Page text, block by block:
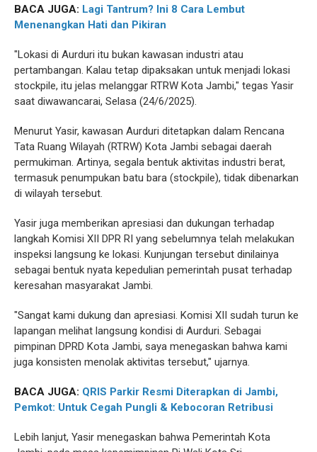
BACA JUGA: Lagi Tantrum? Ini 8 Cara Lembut
Menenangkan Hati dan Pikiran
"Lokasi di Aurduri itu bukan kawasan industri atau
pertambangan. Kalau tetap dipaksakan untuk menjadi lokasi
stockpile, itu jelas melanggar RTRW Kota Jambi," tegas Yasir
saat diwawancarai, Selasa (24/6/2025).
Menurut Yasir, kawasan Aurduri ditetapkan dalam Rencana
Tata Ruang Wilayah (RTRW) Kota Jambi sebagai daerah
permukiman. Artinya, segala bentuk aktivitas industri berat,
termasuk penumpukan batu bara (stockpile), tidak dibenarkan
di wilayah tersebut.
Yasir juga memberikan apresiasi dan dukungan terhadap
langkah Komisi XII DPR RI yang sebelumnya telah melakukan
inspeksi langsung ke lokasi. Kunjungan tersebut dinilainya
sebagai bentuk nyata kepedulian pemerintah pusat terhadap
keresahan masyarakat Jambi.
"Sangat kami dukung dan apresiasi. Komisi XII sudah turun ke
lapangan melihat langsung kondisi di Aurduri. Sebagai
pimpinan DPRD Kota Jambi, saya menegaskan bahwa kami
juga konsisten menolak aktivitas tersebut," ujarnya.
BACA JUGA: QRIS Parkir Resmi Diterapkan di Jambi,
Pemkot: Untuk Cegah Pungli & Kebocoran Retribusi
Lebih lanjut, Yasir menegaskan bahwa Pemerintah Kota